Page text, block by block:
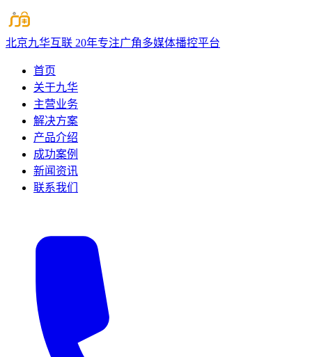
北京九华互联 20年专注广角多媒体播控平台
首页
关于九华
主营业务
解决方案
产品介绍
成功案例
新闻资讯
联系我们